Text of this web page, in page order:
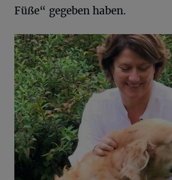
Füße“ gegeben haben.